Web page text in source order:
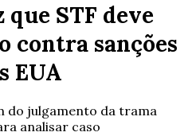
STF deve
contra sanções
EUA
do julgamento da trama
analisar caso